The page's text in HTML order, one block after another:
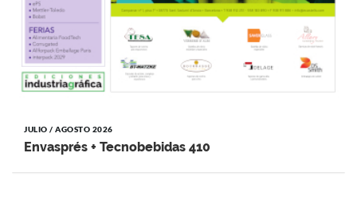
JULIO / AGOSTO 2026
Envasprés + Tecnobebidas 410